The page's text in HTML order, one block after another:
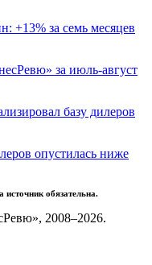
+13% за семь месяцев
за июль-август
базу дилеров
опустилась ниже
источник обязательна.
2008–2026.